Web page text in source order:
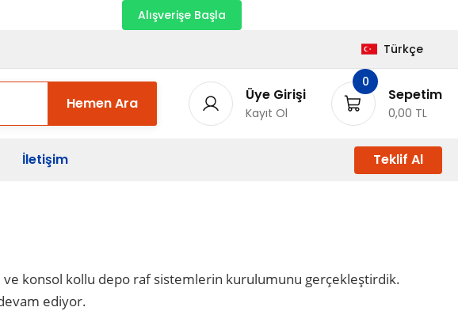
Alışverişe Başla
Türkçe
Hemen Ara Üye Girişi
Kayıt Ol
0
Sepetim
0,00 TL
İletişim Teklif Al
ve konsol kollu depo raf sistemlerin kurulumunu gerçekleştirdik.
ediyor.